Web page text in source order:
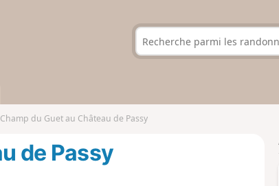
du Guet au Château de Passy
de Passy